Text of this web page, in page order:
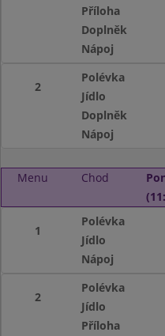
Příloha
Doplněk
Nápoj
2
Polévka
Jídlo
Doplněk
Nápoj
Menu Chod
1
Polévka
Jídlo
Nápoj
2
Polévka
Jídlo
Příloha